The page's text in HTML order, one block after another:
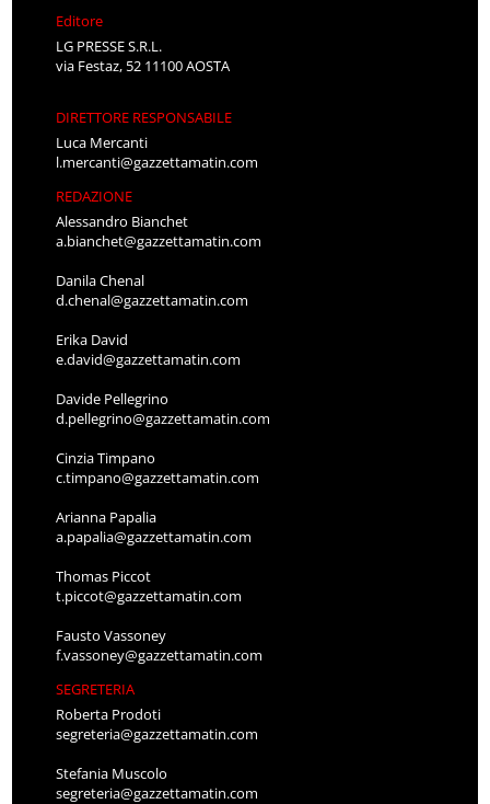
Editore
LG PRESSE S.R.L.
via Festaz, 52 11100 AOSTA
DIRETTORE RESPONSABILE
Luca Mercanti
l.mercanti@gazzettamatin.com
REDAZIONE
Alessandro Bianchet
a.bianchet@gazzettamatin.com
Danila Chenal
d.chenal@gazzettamatin.com
Erika David
e.david@gazzettamatin.com
Davide Pellegrino
d.pellegrino@gazzettamatin.com
Cinzia Timpano
c.timpano@gazzettamatin.com
Arianna Papalia
a.papalia@gazzettamatin.com
Thomas Piccot
t.piccot@gazzettamatin.com
Fausto Vassoney
f.vassoney@gazzettamatin.com
SEGRETERIA
Roberta Prodoti
segreteria@gazzettamatin.com
Stefania Muscolo
segreteria@gazzettamatin.com